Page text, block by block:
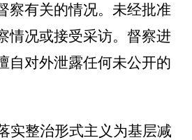
察有关的情况。未经批准
情况或接受采访。督察进
自对外泄露任何未公开的
实整治形式主义为基层减